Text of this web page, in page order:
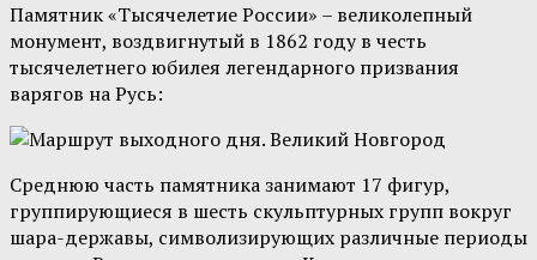
Памятник «Тысячелетие России» – великолепный
монумент, воздвигнутый в 1862 году в честь
тысячелетнего юбилея легендарного призвания
варягов на Русь:
Среднюю часть памятника занимают 17 фигур,
группирующиеся в шесть скульптурных групп вокруг
шара-державы, символизирующих различные периоды